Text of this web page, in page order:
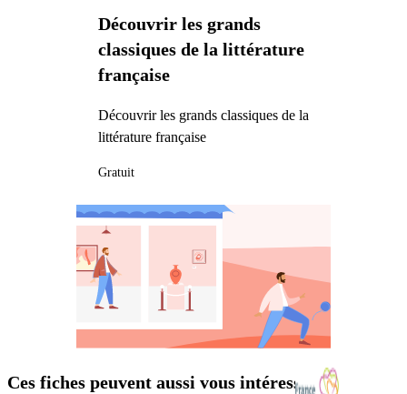
Découvrir les grands
classiques de la littérature
française
Découvrir les grands classiques de la
littérature française
Gratuit
Ces fiches peuvent aussi vous intéresser